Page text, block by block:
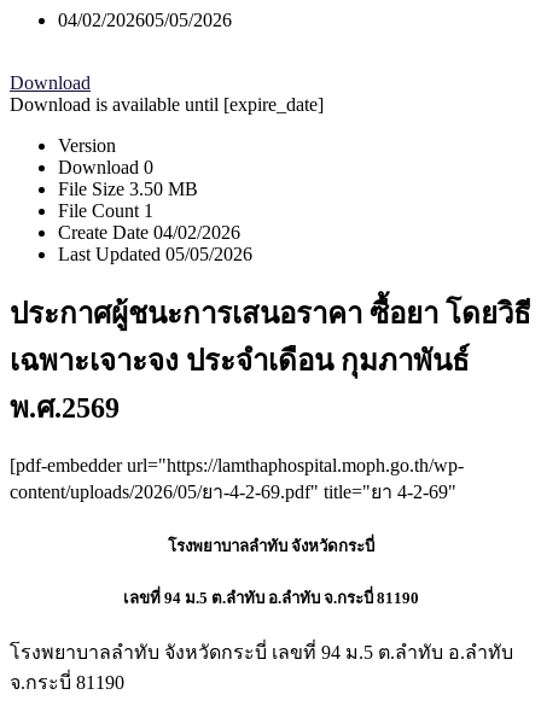
04/02/202605/05/2026
Download
Download is available until [expire_date]
Version
Download 0
File Size 3.50 MB
File Count 1
Create Date 04/02/2026
Last Updated 05/05/2026
ประกาศผู้ชนะการเสนอราคา ซื้อยา โดยวิธี
เฉพาะเจาะจง ประจำเดือน กุมภาพันธ์
พ.ศ.2569
[pdf-embedder url="https://lamthaphospital.moph.go.th/wp-
content/uploads/2026/05/ยา-4-2-69.pdf" title="ยา 4-2-69"
โรงพยาบาลลำทับ จังหวัดกระบี่
เลขที่ 94 ม.5 ต.ลำทับ อ.ลำทับ จ.กระบี่ 81190
โรงพยาบาลลำทับ จังหวัดกระบี่ เลขที่ 94 ม.5 ต.ลำทับ อ.ลำทับ
จ.กระบี่ 81190